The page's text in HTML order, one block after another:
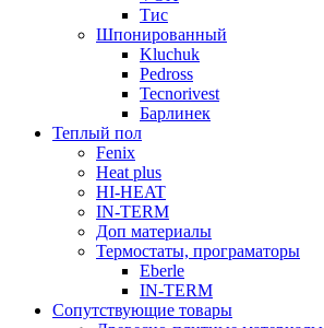
Тис
Шпонированный
Kluchuk
Pedross
Tecnorivest
Барлинек
Теплый пол
Fenix
Heat plus
HI-HEAT
IN-TERM
Доп материалы
Термостаты, програматоры
Eberle
IN-TERM
Сопутствующие товары